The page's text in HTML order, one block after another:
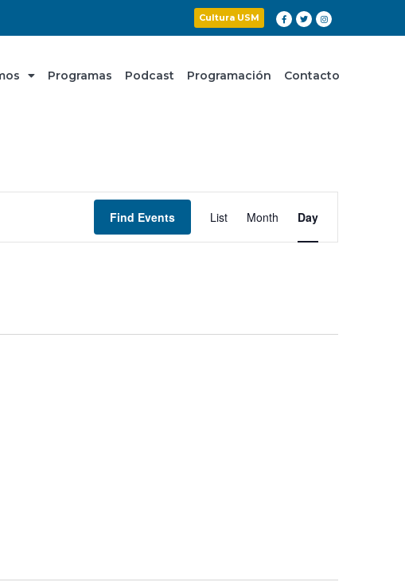
Cultura USM
Programas Podcast Programación Contacto
Find Events
Views
Navigation
List Month Day